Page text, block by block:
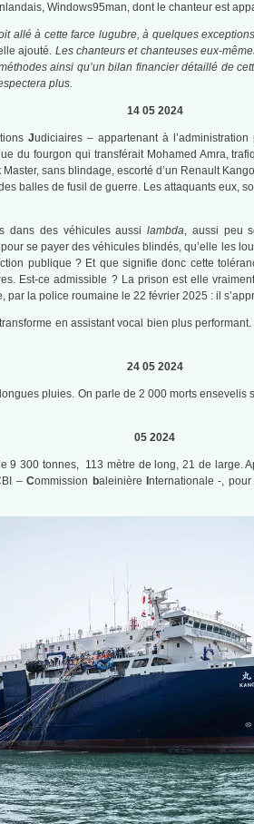
Windows95man, dont le chanteur est
allé à cette farce lugubre, à quelques
ajouté. Les chanteurs et chanteuses eux-
ainsi qu’un bilan financier détaillé de
plus.
14 05 2024
Judiciaires – appartenant à
du fourgon qui transférait Mohamed Amra,
sans blindage, escorté d’un Renault
balles de fusil de guerre. Les attaquants eux,
dans des véhicules aussilambda, aussi peu
se payer des véhicules blindés, qu’elle
publique ? Et que signifie donc cette
Est-ce admissible ? La prison est elle
la police roumaine le 22 février 2025 : il
en assistant vocal bien plus
24 05 2024
pluies. On parle de 2 000 morts
05 2024
9 300 tonnes, 113 mètre de long, 21 de large.
–Commission baleinière nternationale -,